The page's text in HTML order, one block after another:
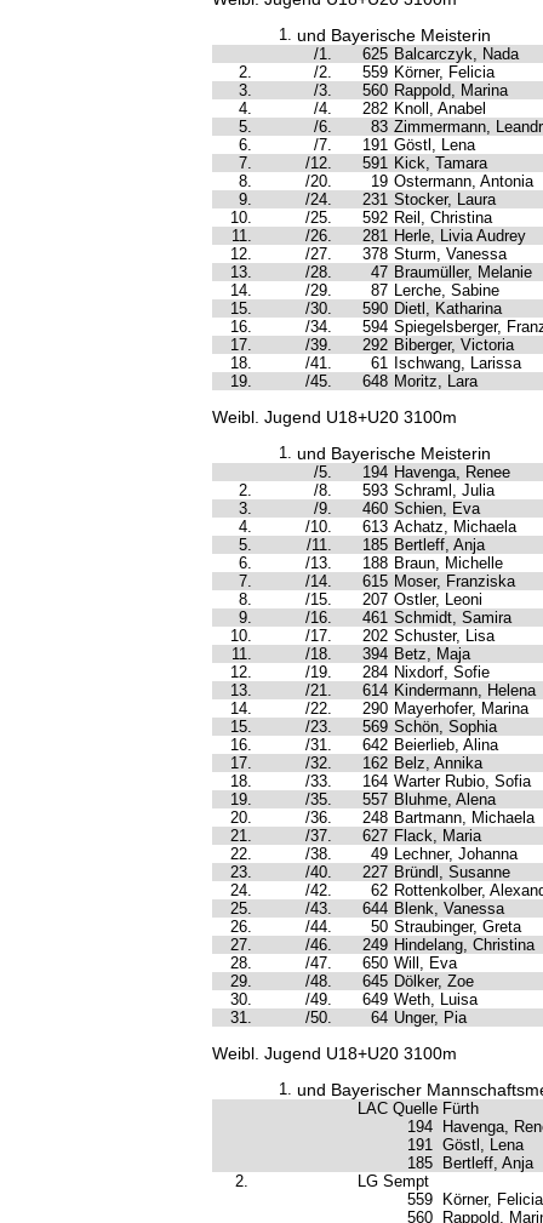
1. und Bayerische Meisterin
/1. 625 Balcarczyk, Nada
2.
/2. 559 Körner, Felicia
3.
/3. 560 Rappold, Marina
4.
/4. 282 Knoll, Anabel
5.
/6. 83 Zimmermann,
6.
/7. 191 Göstl, Lena
7.
/12. 591 Kick, Tamara
8.
/20. 19 Ostermann, Antonia
9.
/24. 231 Stocker, Laura
10.
/25. 592 Reil, Christina
11.
/26. 281 Herle, Livia Audrey
12.
/27. 378 Sturm, Vanessa
13.
/28. 47 Braumüller, Melanie
14.
/29. 87 Lerche, Sabine
15.
/30. 590 Dietl, Katharina
16.
/34. 594 Spiegelsberger,
17.
/39. 292 Biberger, Victoria
18.
/41. 61 Ischwang, Larissa
19.
/45. 648 Moritz, Lara
Weibl. Jugend U18+U20 3100m
1. und Bayerische Meisterin
/5. 194 Havenga, Renee
2.
/8. 593 Schraml, Julia
3.
/9. 460 Schien, Eva
4.
/10. 613 Achatz, Michaela
5.
/11. 185 Bertleff, Anja
6.
/13. 188 Braun, Michelle
7.
/14. 615 Moser, Franziska
8.
/15. 207 Ostler, Leoni
9.
/16. 461 Schmidt, Samira
10.
/17. 202 Schuster, Lisa
11.
/18. 394 Betz, Maja
12.
/19. 284 Nixdorf, Sofie
13.
/21. 614 Kindermann, Helena
14.
/22. 290 Mayerhofer, Marina
15.
/23. 569 Schön, Sophia
16.
/31. 642 Beierlieb, Alina
17.
/32. 162 Belz, Annika
18.
/33. 164 Warter Rubio, Sofia
19.
/35. 557 Bluhme, Alena
20.
/36. 248 Bartmann, Michaela
21.
/37. 627 Flack, Maria
22.
/38. 49 Lechner, Johanna
23.
/40. 227 Bründl, Susanne
24.
/42. 62 Rottenkolber,
25.
/43. 644 Blenk, Vanessa
26.
/44. 50 Straubinger, Greta
27.
/46. 249 Hindelang, Christina
28.
/47. 650 Will, Eva
29.
/48. 645 Dölker, Zoe
30.
/49. 649 Weth, Luisa
31.
/50. 64 Unger, Pia
Weibl. Jugend U18+U20 3100m
1. und Bayerischer
LAC Quelle Fürth
194
Havenga,
191 Göstl, Lena
185
Bertleff, Anja
2.
LG Sempt
559
Körner, Felicia
560
Rappold,